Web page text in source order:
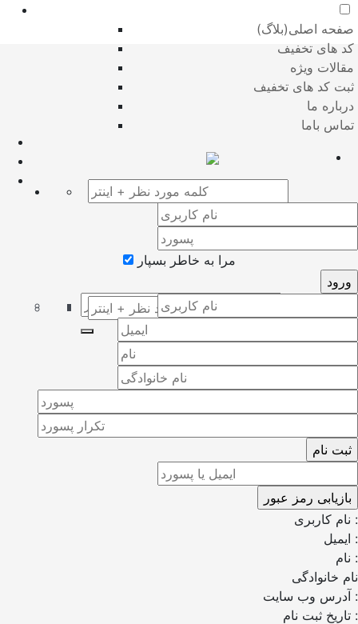
صفحه اصلی(بلاگ)
کد های تخفیف
مقالات ویژه
ثبت کد های تخفیف
درباره ما
تماس باما
مرا به خاطر بسپار
نام کاربری :
ایمیل :
نام :
نام خانوادگی
آدرس وب سایت :
تاریخ ثبت نام :